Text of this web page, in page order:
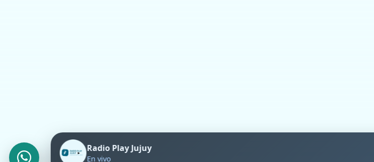
Radio Play Jujuy
En vivo